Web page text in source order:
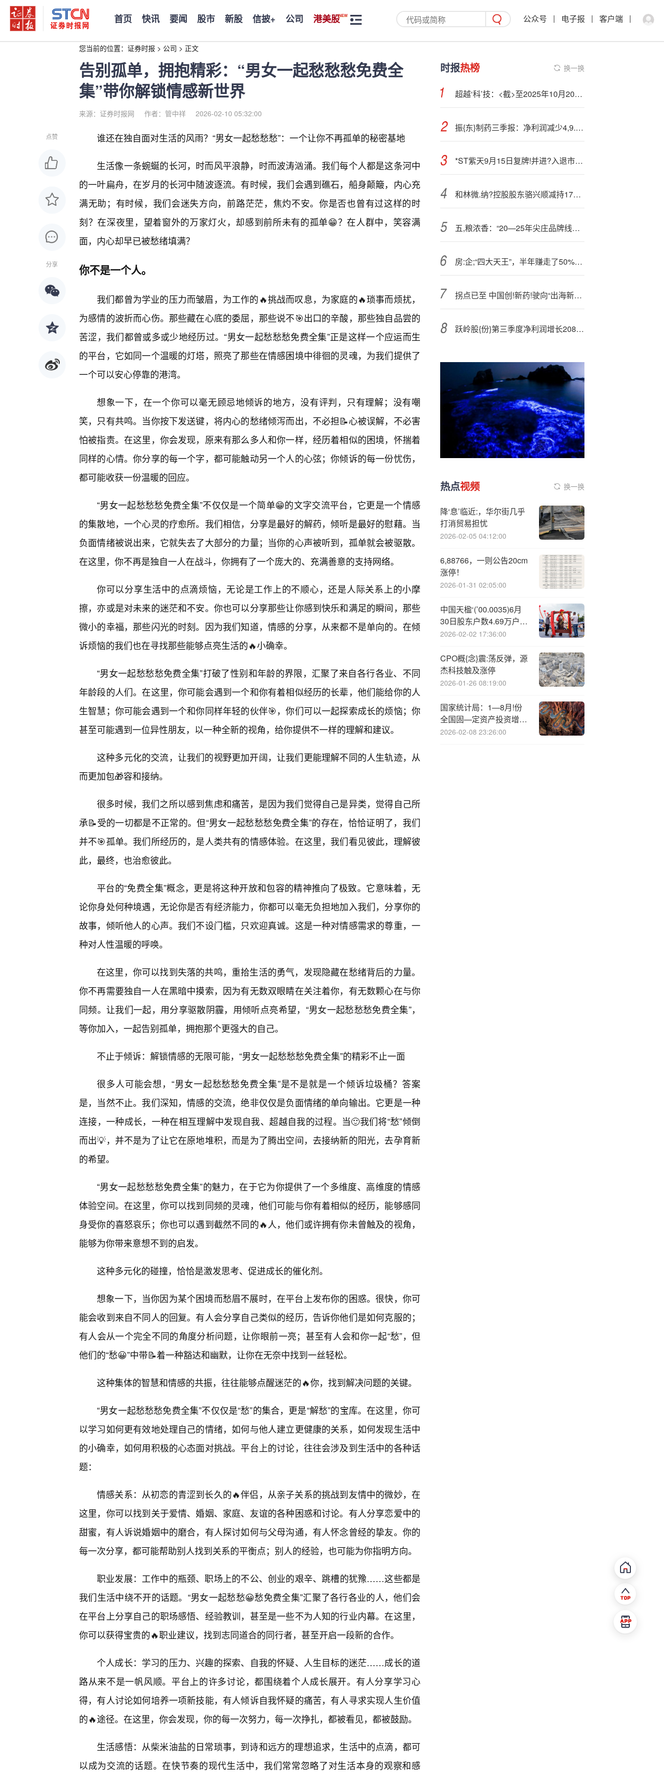
首页 快讯 要闻 股市 新股 信披+ 公司 港美股 公众号 电子报 客户端
您当前的位置： 证券时报 > 公司 > 正文
告别孤单，拥抱精彩：“男女一起愁愁愁免费全
集”带你解锁情感新世界
来源：证券时报网 作者：管中祥 2026-02-10 05:32:00
点赞
分享
谁还在独自面对生活的风雨？“男女一起愁愁愁”：一个让你不再孤单的秘密基地
生活像一条蜿蜒的长河，时而风平浪静，时而波涛汹涌。我们每个人都是这条河中
的一叶扁舟，在岁月的长河中随波逐流。有时候，我们会遇到礁石，船身颠簸，内心充
满无助；有时候，我们会迷失方向，前路茫茫，焦灼不安。你是否也曾有过这样的时
刻？在深夜里，望着窗外的万家灯火，却感到前所未有的孤单😁？在人群中，笑容满
面，内心却早已被愁绪填满？
你不是一个人。
我们都曾为学业的压力而皱眉，为工作的🔥挑战而叹息，为家庭的🔥琐事而烦扰，
为感情的波折而心伤。那些藏在心底的委屈，那些说不🎯出口的辛酸，那些独自品尝的
苦涩，我们都曾或多或少地经历过。“男女一起愁愁愁免费全集”正是这样一个应运而生
的平台，它如同一个温暖的灯塔，照亮了那些在情感困境中徘徊的灵魂，为我们提供了
一个可以安心停靠的港湾。
想象一下，在一个你可以毫无顾忌地倾诉的地方，没有评判，只有理解；没有嘲
笑，只有共鸣。当你按下发送键，将内心的愁绪倾泻而出，不必担📝心被误解，不必害
怕被指责。在这里，你会发现，原来有那么多人和你一样，经历着相似的困境，怀揣着
同样的心情。你分享的每一个字，都可能触动另一个人的心弦；你倾诉的每一份忧伤，
都可能收获一份温暖的回应。
“男女一起愁愁愁免费全集”不仅仅是一个简单😁的文字交流平台，它更是一个情感
的集散地，一个心灵的疗愈所。我们相信，分享是最好的解药，倾听是最好的慰藉。当
负面情绪被说出来，它就失去了大部分的力量；当你的心声被听到，孤单就会被驱散。
在这里，你不再是独自一人在战斗，你拥有了一个庞大的、充满善意的支持网络。
你可以分享生活中的点滴烦恼，无论是工作上的不顺心，还是人际关系上的小摩
擦，亦或是对未来的迷茫和不安。你也可以分享那些让你感到快乐和满足的瞬间，那些
微小的幸福，那些闪光的时刻。因为我们知道，情感的分享，从来都不是单向的。在倾
诉烦恼的我们也在寻找那些能够点亮生活的🔥小确幸。
“男女一起愁愁愁免费全集”打破了性别和年龄的界限，汇聚了来自各行各业、不同
年龄段的人们。在这里，你可能会遇到一个和你有着相似经历的长辈，他们能给你的人
生智慧；你可能会遇到一个和你同样年轻的伙伴🎯，你们可以一起探索成长的烦恼；你
甚至可能遇到一位异性朋友，以一种全新的视角，给你提供不一样的理解和建议。
这种多元化的交流，让我们的视野更加开阔，让我们更能理解不同的人生轨迹，从
而更加包🎁容和接纳。
很多时候，我们之所以感到焦虑和痛苦，是因为我们觉得自己是异类，觉得自己所
承📝受的一切都是不正常的。但“男女一起愁愁愁免费全集”的存在，恰恰证明了，我们
并不🎯孤单。我们所经历的，是人类共有的情感体验。在这里，我们看见彼此，理解彼
此，最终，也治愈彼此。
平台的“免费全集”概念，更是将这种开放和包容的精神推向了极致。它意味着，无
论你身处何种境遇，无论你是否有经济能力，你都可以毫无负担地加入我们，分享你的
故事，倾听他人的心声。我们不设门槛，只欢迎真诚。这是一种对情感需求的尊重，一
种对人性温暖的呼唤。
在这里，你可以找到失落的共鸣，重拾生活的勇气，发现隐藏在愁绪背后的力量。
你不再需要独自一人在黑暗中摸索，因为有无数双眼睛在关注着你，有无数颗心在与你
同频。让我们一起，用分享驱散阴霾，用倾听点亮希望，“男女一起愁愁愁免费全集”，
等你加入，一起告别孤单，拥抱那个更强大的自己。
不止于倾诉：解锁情感的无限可能，“男女一起愁愁愁免费全集”的精彩不止一面
很多人可能会想，“男女一起愁愁愁免费全集”是不是就是一个倾诉垃圾桶？答案
是，当然不止。我们深知，情感的交流，绝非仅仅是负面情绪的单向输出。它更是一种
连接，一种成长，一种在相互理解中发现自我、超越自我的过程。当🙂我们将“愁”倾倒
而出💡，并不是为了让它在原地堆积，而是为了腾出空间，去接纳新的阳光，去孕育新
的希望。
“男女一起愁愁愁免费全集”的魅力，在于它为你提供了一个多维度、高维度的情感
体验空间。在这里，你可以找到同频的灵魂，他们可能与你有着相似的经历，能够感同
身受你的喜怒哀乐；你也可以遇到截然不同的🔥人，他们或许拥有你未曾触及的视角，
能够为你带来意想不到的启发。
这种多元化的碰撞，恰恰是激发思考、促进成长的催化剂。
想象一下，当你因为某个困境而愁眉不展时，在平台上发布你的困惑。很快，你可
能会收到来自不同人的回复。有人会分享自己类似的经历，告诉你他们是如何克服的；
有人会从一个完全不同的角度分析问题，让你眼前一亮；甚至有人会和你一起“愁”，但
他们的“愁😀”中带📝着一种豁达和幽默，让你在无奈中找到一丝轻松。
这种集体的智慧和情感的共振，往往能够点醒迷茫的🔥你，找到解决问题的关键。
“男女一起愁愁愁免费全集”不仅仅是“愁”的集合，更是“解愁”的宝库。在这里，你可
以学习如何更有效地处理自己的情绪，如何与他人建立更健康的关系，如何发现生活中
的小确幸，如何用积极的心态面对挑战。平台上的讨论，往往会涉及到生活中的各种话
题：
情感关系：从初恋的青涩到长久的🔥伴侣，从亲子关系的挑战到友情中的微妙，在
这里，你可以找到关于爱情、婚姻、家庭、友谊的各种困惑和讨论。有人分享恋爱中的
甜蜜，有人诉说婚姻中的磨合，有人探讨如何与父母沟通，有人怀念曾经的挚友。你的
每一次分享，都可能帮助别人找到关系的平衡点；别人的经验，也可能为你指明方向。
职业发展：工作中的瓶颈、职场上的不公、创业的艰辛、跳槽的犹豫……这些都是
我们生活中绕不开的话题。“男女一起愁愁😀愁免费全集”汇聚了各行各业的人，他们会
在平台上分享自己的职场感悟、经验教训，甚至是一些不为人知的行业内幕。在这里，
你可以获得宝贵的🔥职业建议，找到志同道合的同行者，甚至开启一段新的合作。
个人成长：学习的压力、兴趣的探索、自我的怀疑、人生目标的迷茫……成长的道
路从来不是一帆风顺。平台上的许多讨论，都围绕着个人成长展开。有人分享学习心
得，有人讨论如何培养一项新技能，有人倾诉自我怀疑的痛苦，有人寻求实现人生价值
的🔥途径。在这里，你会发现，你的每一次努力，每一次挣扎，都被看见，都被鼓励。
生活感悟：从柴米油盐的日常琐事，到诗和远方的理想追求，生活中的点滴，都可
以成为交流的话题。在快节奏的现代生活中，我们常常忽略了对生活本身的观察和感
时报热榜 换一换
超越‘科’技：<截>至2025年10月20日公司股东人数为8172户
振{东}制药三季报：净利润减少4,9.25%，“砍到大动脉”后阵痛持续
*ST紫天9月15日复牌!并进?入退市整理期
和林微.纳?控股股东骆兴顺减持171万股
五,粮浓香：“20—25年尖庄品牌线下主题巡演活动”项目流标
房:企;“四大天王”，半年赚走了50%的行业利润？！
拐点已至 中国创!新药!驶向“出海新航道”
跃岭股{份}第三季度净利润增长208% 整体经营质量稳步回升
热点视频 换一换
降‘息’临近:，华尔街几乎
打消贸易担忧
2026-02-05 04:12:00
6,88766，一则公告20cm
涨停！
2026-01-31 02:05:00
中国天楹‘(’00.0035)6月
30日股东户数4.69万户，
较上期减少3.34%
2026-02-02 17:36:00
CPO概{念}震:荡反弹，源
杰科技触及涨停
2026-01-26 08:19:00
国家统计局：1—8月!份
全国固—定资产投资增长
0.5%
2026-02-08 23:26:00